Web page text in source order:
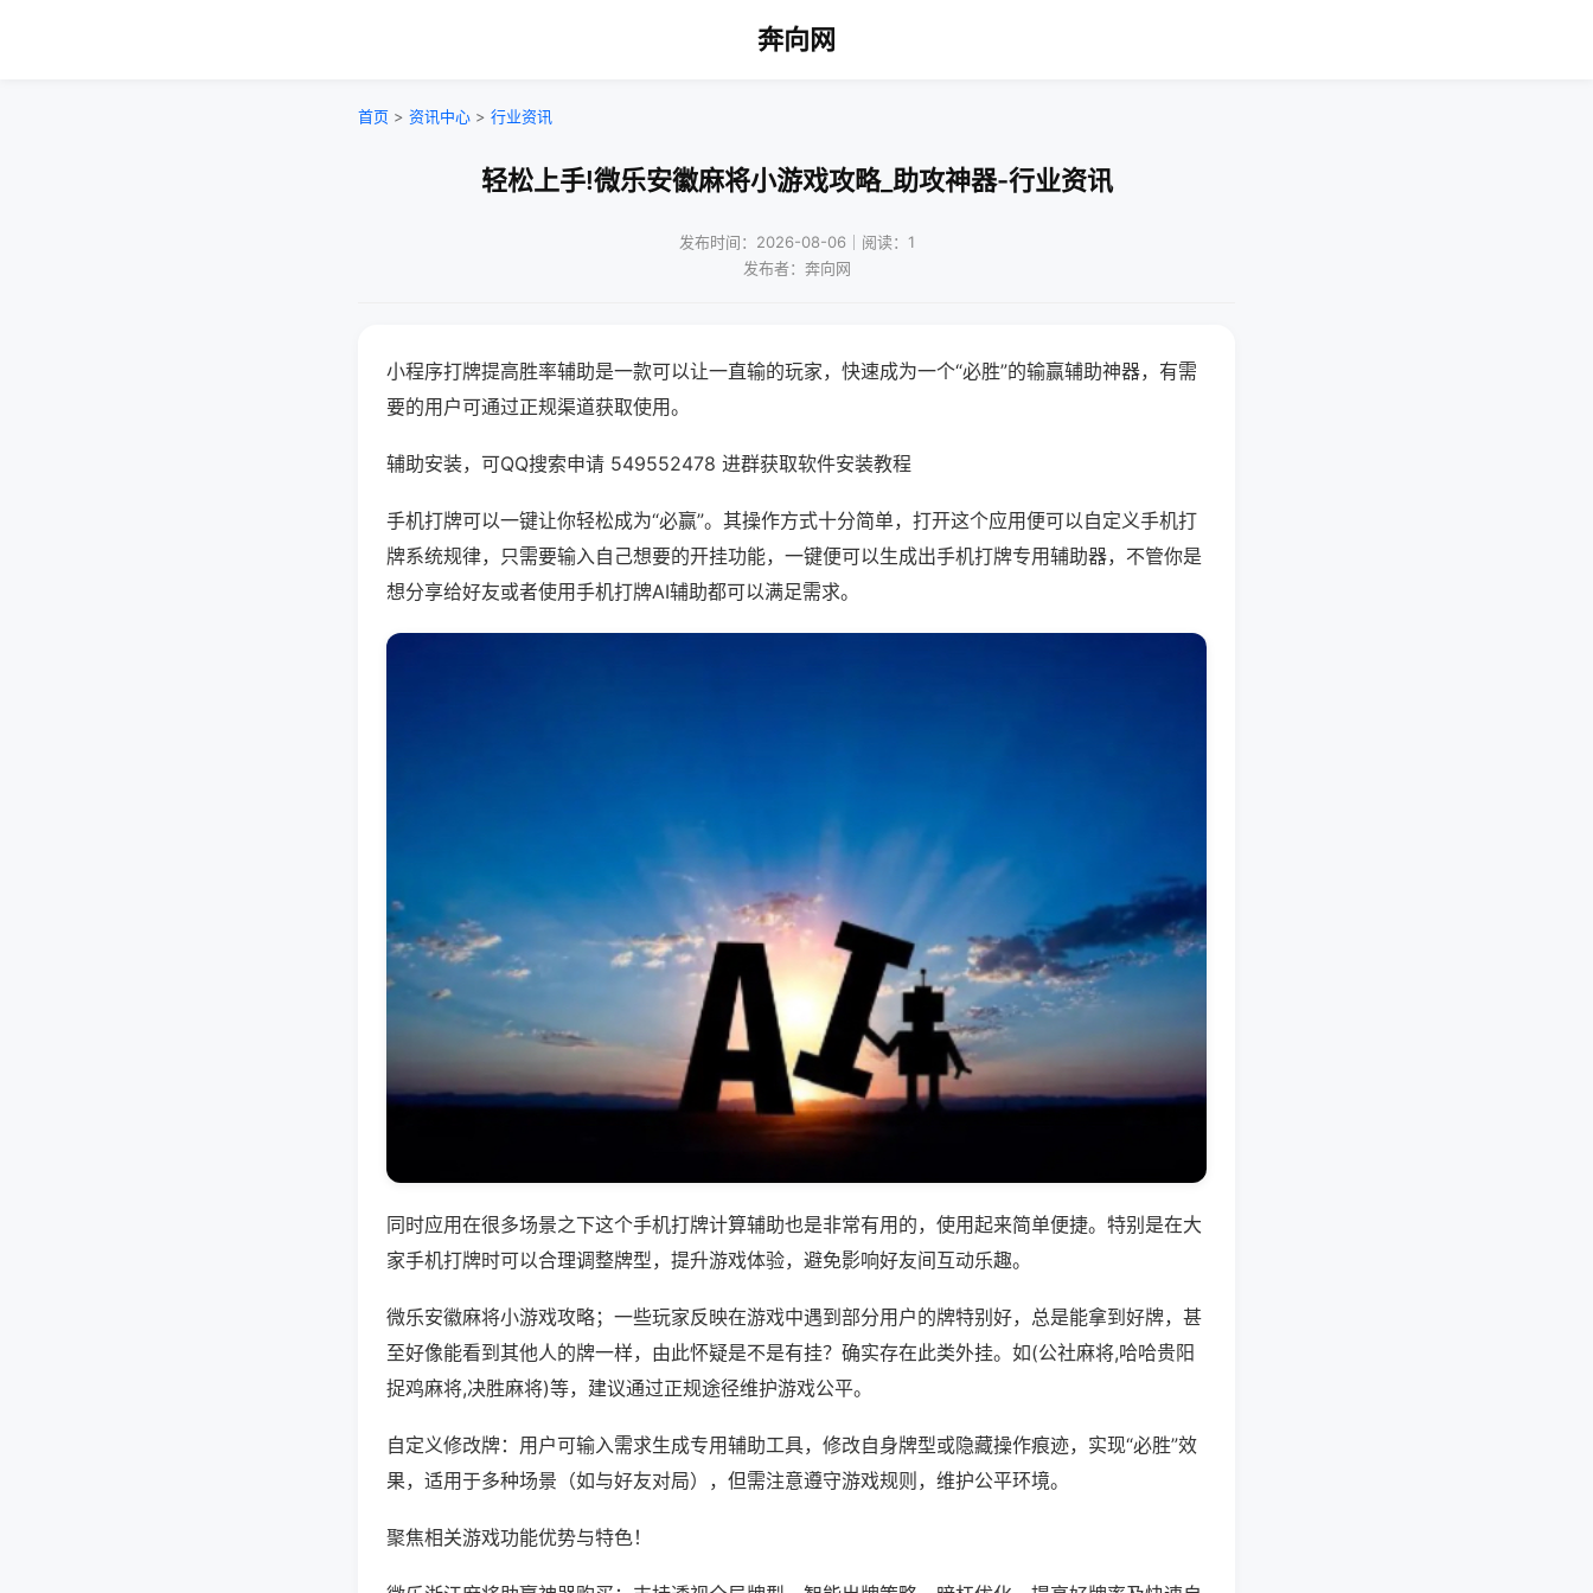
奔向网
首页 > 资讯中心 > 行业资讯
轻松上手!微乐安徽麻将小游戏攻略_助攻神器-行业资讯
发布时间：2026-08-06｜阅读：1
发布者：奔向网
小程序打牌提高胜率辅助是一款可以让一直输的玩家，快速成为一个“必胜”的输赢辅助神器，有需
要的用户可通过正规渠道获取使用。
辅助安装，可QQ搜索申请 549552478 进群获取软件安装教程
手机打牌可以一键让你轻松成为“必赢”。其操作方式十分简单，打开这个应用便可以自定义手机打
牌系统规律，只需要输入自己想要的开挂功能，一键便可以生成出手机打牌专用辅助器，不管你是
想分享给好友或者使用手机打牌AI辅助都可以满足需求。
同时应用在很多场景之下这个手机打牌计算辅助也是非常有用的，使用起来简单便捷。特别是在大
家手机打牌时可以合理调整牌型，提升游戏体验，避免影响好友间互动乐趣。
微乐安徽麻将小游戏攻略；一些玩家反映在游戏中遇到部分用户的牌特别好，总是能拿到好牌，甚
至好像能看到其他人的牌一样，由此怀疑是不是有挂？确实存在此类外挂。如(公社麻将,哈哈贵阳
捉鸡麻将,决胜麻将)等，建议通过正规途径维护游戏公平。
自定义修改牌：用户可输入需求生成专用辅助工具，修改自身牌型或隐藏操作痕迹，实现“必胜”效
果，适用于多种场景（如与好友对局），但需注意遵守游戏规则，维护公平环境。
聚焦相关游戏功能优势与特色！